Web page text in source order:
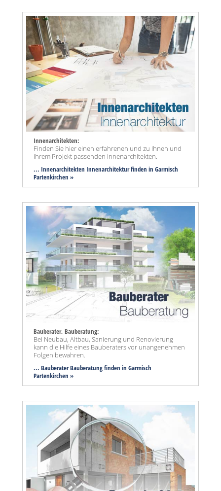
Innenarchitekten:
Finden Sie hier einen erfahrenen und zu Ihnen und
Ihrem Projekt passenden Innenarchitekten.
... Innenarchitekten Innenarchitektur finden in Garmisch
Partenkirchen »
Bauberater, Bauberatung:
Bei Neubau, Altbau, Sanierung und Renovierung
kann die Hilfe eines Bauberaters vor unangenehmen
Folgen bewahren.
... Bauberater Bauberatung finden in Garmisch
Partenkirchen »